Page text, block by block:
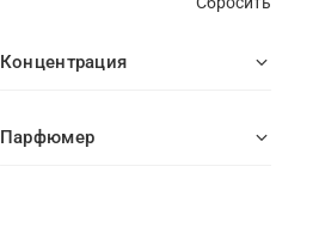
Концентрация
Парфюмер